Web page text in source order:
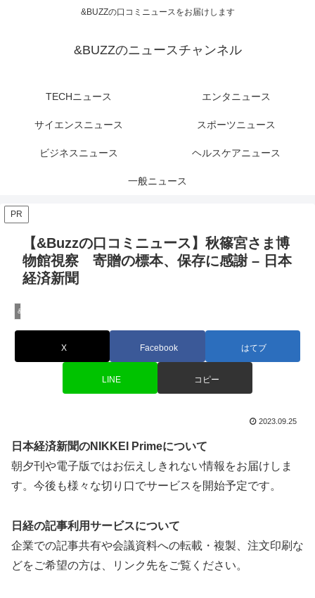
&BUZZの口コミニュースをお届けします
&BUZZのニュースチャンネル
TECHニュース エンタニュース
サイエンスニュース スポーツニュース
ビジネスニュース ヘルスケアニュース
一般ニュース
PR
【&Buzzの口コミニュース】秋篠宮さま博
物館視察 寄贈の標本、保存に感謝 – 日本
経済新聞
&Buzzの一般ニュース
X Facebook はてブ
LINE コピー
2023.09.25
日本経済新聞のNIKKEI Primeについて
朝夕刊や電子版ではお伝えしきれない情報をお届けしま
す。今後も様々な切り口でサービスを開始予定です。
日経の記事利用サービスについて
企業での記事共有や会議資料への転載・複製、注文印刷な
どをご希望の方は、リンク先をご覧ください。